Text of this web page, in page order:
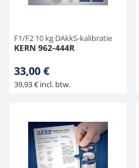
F1/F2 10 kg DAkkS-kalibratie
KERN 962-444R
33,00 €
39,93 € incl. btw.